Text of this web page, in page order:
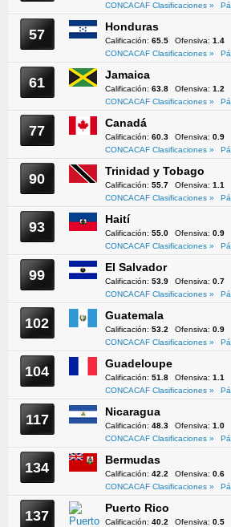
CONCACAF Clasificaciones »
57 Honduras
Calificación: 65.5 Ofensiva: 1.4
CONCACAF Clasificaciones »
61 Jamaica
Calificación: 63.8 Ofensiva: 1.2
CONCACAF Clasificaciones »
77 Canadá
Calificación: 60.3 Ofensiva: 0.9
CONCACAF Clasificaciones »
90 Trinidad y Tobago
Calificación: 55.7 Ofensiva: 1.1
CONCACAF Clasificaciones »
93 Haití
Calificación: 55.0 Ofensiva: 0.9
CONCACAF Clasificaciones »
99 El Salvador
Calificación: 53.9 Ofensiva: 0.7
CONCACAF Clasificaciones »
102 Guatemala
Calificación: 53.2 Ofensiva: 0.9
CONCACAF Clasificaciones »
104 Guadeloupe
Calificación: 51.8 Ofensiva: 1.1
CONCACAF Clasificaciones »
117 Nicaragua
Calificación: 48.3 Ofensiva: 1.0
CONCACAF Clasificaciones »
134 Bermudas
Calificación: 42.2 Ofensiva: 0.6
CONCACAF Clasificaciones »
137 Puerto Rico
Calificación: 40.2 Ofensiva: 0.5